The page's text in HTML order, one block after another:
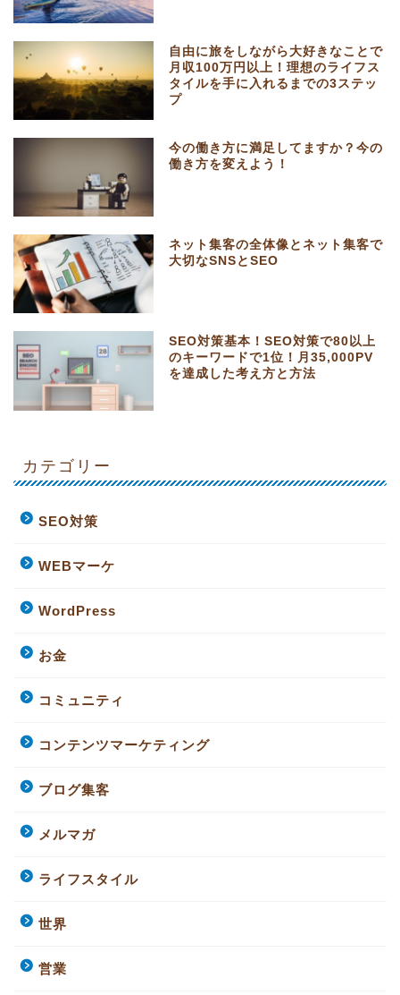
自由に旅をしながら大好きなことで
月収100万円以上！理想のライフス
タイルを手に入れるまでの3ステッ
プ
今の働き方に満足してますか？今の
働き方を変えよう！
ネット集客の全体像とネット集客で
大切なSNSとSEO
SEO対策基本！SEO対策で80以上
のキーワードで1位！月35,000PV
を達成した考え方と方法
カテゴリー
SEO対策
WEBマーケ
WordPress
お金
コミュニティ
コンテンツマーケティング
ブログ集客
メルマガ
ライフスタイル
世界
営業